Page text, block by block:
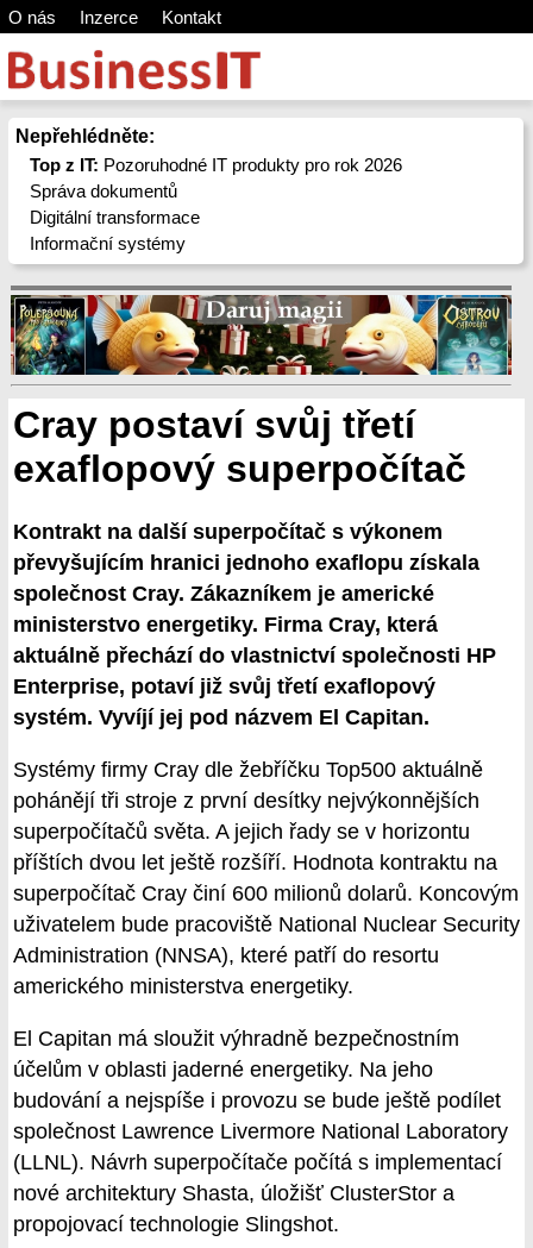
O nás Inzerce Kontakt
Nepřehlédněte:
Top z IT: Pozoruhodné IT produkty pro rok 2026
Správa dokumentů
Digitální transformace
Informační systémy
Cray postaví svůj třetí
exaflopový superpočítač
Kontrakt na další superpočítač s výkonem
převyšujícím hranici jednoho exaflopu získala
společnost Cray. Zákazníkem je americké
ministerstvo energetiky. Firma Cray, která
aktuálně přechází do vlastnictví společnosti HP
Enterprise, potaví již svůj třetí exaflopový
systém. Vyvíjí jej pod názvem El Capitan.
Systémy firmy Cray dle žebříčku Top500 aktuálně
pohánějí tři stroje z první desítky nejvýkonnějších
superpočítačů světa. A jejich řady se v horizontu
příštích dvou let ještě rozšíří. Hodnota kontraktu na
superpočítač Cray činí 600 milionů dolarů. Koncovým
uživatelem bude pracoviště National Nuclear Security
Administration (NNSA), které patří do resortu
amerického ministerstva energetiky.
El Capitan má sloužit výhradně bezpečnostním
účelům v oblasti jaderné energetiky. Na jeho
budování a nejspíše i provozu se bude ještě podílet
společnost Lawrence Livermore National Laboratory
(LLNL). Návrh superpočítače počítá s implementací
nové architektury Shasta, úložišť ClusterStor a
propojovací technologie Slingshot.